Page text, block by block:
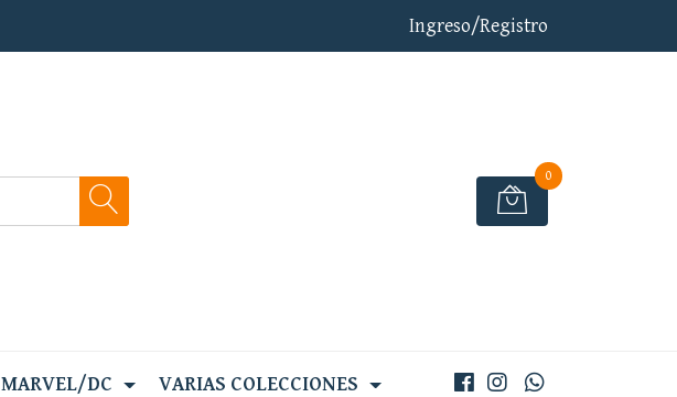
Ingreso/Registro
0
MARVEL/DC VARIAS COLECCIONES